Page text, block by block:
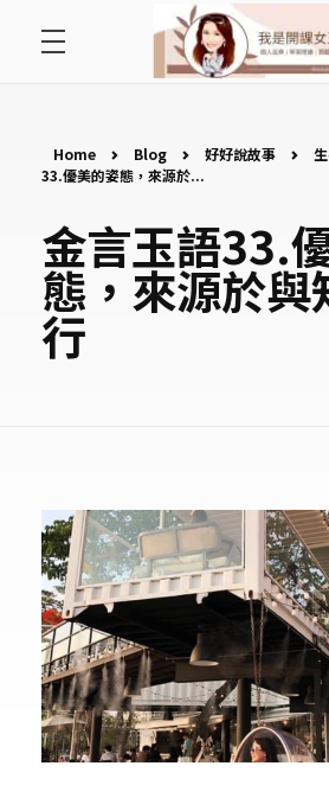
好好說故事
遇見好課程
挺公益活動
Home Blog 好好說故事
33.優美的姿態，來源於...
金言玉語33.
態，來源於與
行